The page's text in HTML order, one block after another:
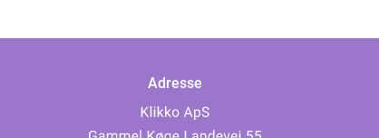
Adresse